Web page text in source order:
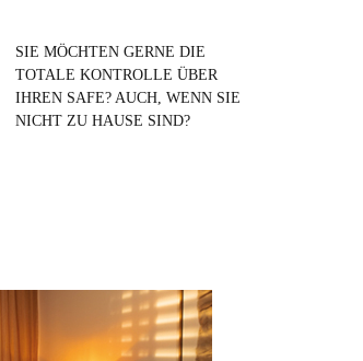
SIE MÖCHTEN GERNE DIE
TOTALE KONTROLLE ÜBER
IHREN SAFE? AUCH, WENN SIE
NICHT ZU HAUSE SIND?